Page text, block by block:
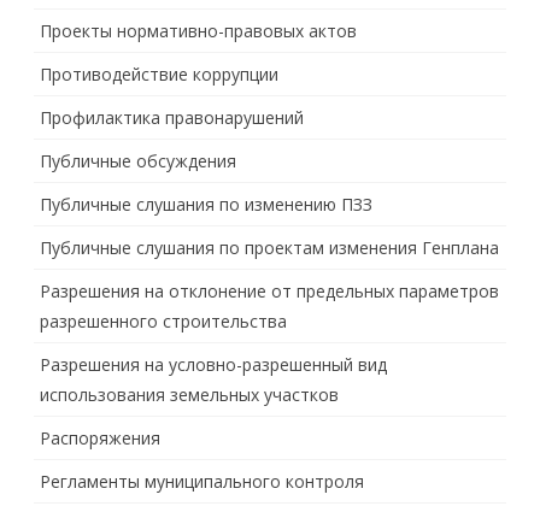
Проекты нормативно-правовых актов
Противодействие коррупции
Профилактика правонарушений
Публичные обсуждения
Публичные слушания по изменению ПЗЗ
Публичные слушания по проектам изменения Генплана
Разрешения на отклонение от предельных параметров
разрешенного строительства
Разрешения на условно-разрешенный вид
использования земельных участков
Распоряжения
Регламенты муниципального контроля